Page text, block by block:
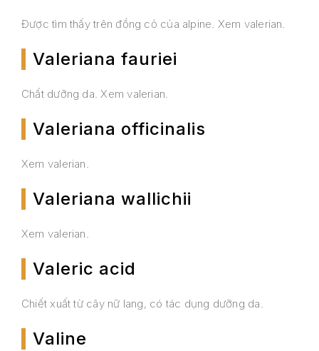
Được tìm thấy trên đồng cỏ của alpine. Xem valerian.
Valeriana fauriei
Chất dưỡng da. Xem valerian.
Valeriana officinalis
Xem valerian.
Valeriana wallichii
Xem valerian.
Valeric acid
Chiết xuất từ cây nữ lang, có tác dụng dưỡng da.
Valine